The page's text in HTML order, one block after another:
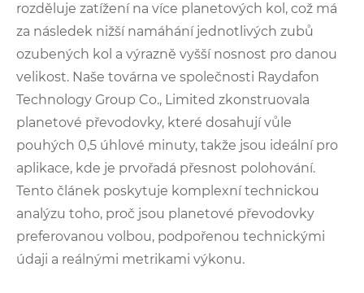
rozděluje zatížení na více planetových kol, což má
za následek nižší namáhání jednotlivých zubů
ozubených kol a výrazně vyšší nosnost pro danou
velikost. Naše továrna ve společnosti Raydafon
Technology Group Co., Limited zkonstruovala
planetové převodovky, které dosahují vůle
pouhých 0,5 úhlové minuty, takže jsou ideální pro
aplikace, kde je prvořadá přesnost polohování.
Tento článek poskytuje komplexní technickou
analýzu toho, proč jsou planetové převodovky
preferovanou volbou, podpořenou technickými
údaji a reálnými metrikami výkonu.